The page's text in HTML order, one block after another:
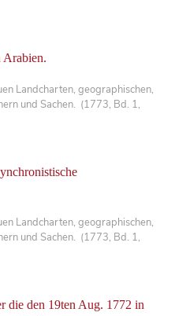
Arabien.
Landcharten, geographischen,
und Sachen. (1773, Bd. 1,
Landcharten, geographischen,
und Sachen. (1773, Bd. 1,
die den 19ten Aug. 1772 in